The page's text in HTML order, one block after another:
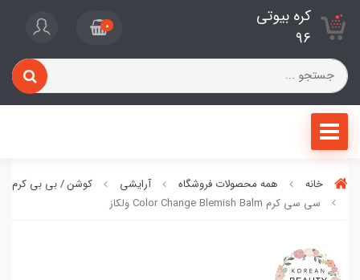
کره بیوتی
96
0
خانه همه محصولات فروشگاه آرایشی
کوشن / بی بی کرم /
سی سی کرم Color Change Blemish Balm ولکاز